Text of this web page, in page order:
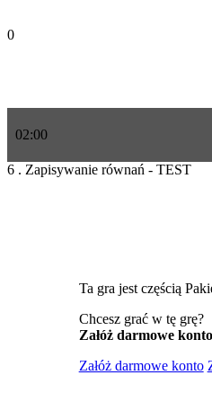
0
02:00
6 . Zapisywanie równań - TEST
Ta gra jest częścią
Chcesz grać w tę grę?
Załóż darmowe konto
Załóż darmowe konto